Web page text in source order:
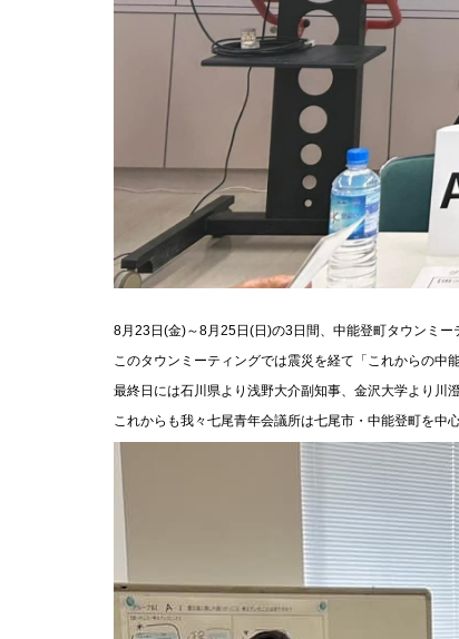
8月23日(金)～8月25日(日)の3日間、中能登町タウンミ
このタウンミーティングでは震災を経て「これからの中
最終日には石川県より浅野大介副知事、金沢大学より川
これからも我々七尾青年会議所は七尾市・中能登町を中